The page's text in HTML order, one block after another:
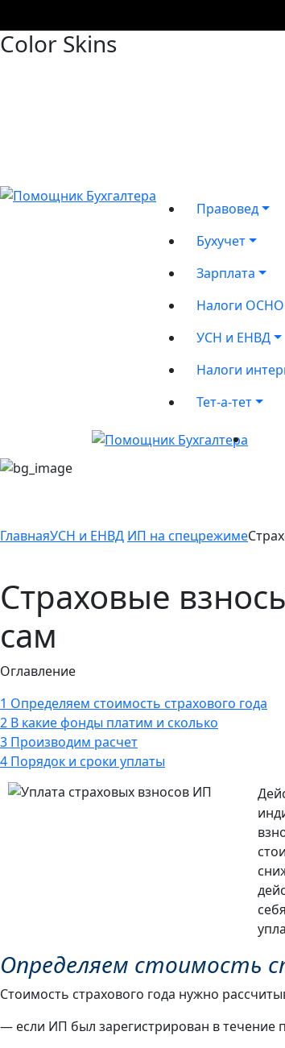
Color Skins
Правовед
Бухучет
Зарплата
Налоги ОСНО
УСН и ЕНВД
Налоги
Тет-а-тет
ГлавнаяУСН и ЕНВД ИП на спецрежиме
Страховые
сам
Оглавление
1 Определяем стоимость страхового года
2 В какие фонды платим и сколько
3 Производим расчет
4 Порядок и сроки уплаты
Определяем стоимость
Стоимость страхового года нужно
— если ИП был зарегистрирован в течение